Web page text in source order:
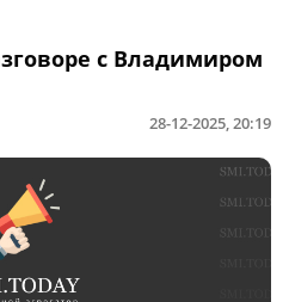
с Владимиром
28-12-2025, 20:19